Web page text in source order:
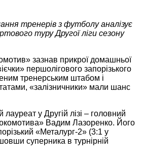
тренерів з футболу аналізує
туру Другої ліги сезону
зазнав прикрої домашньої
першолігового запорізького
тренерським штабом і
«залізничники» мали шанс
у Другій лізі – головний
Вадим Лазоренко. Його
«Металург-2» (3:1 у
суперника в турнірній